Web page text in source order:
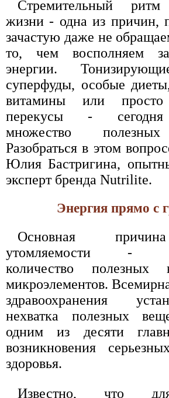
Стремительный ритм
жизни - одна из причин,
зачастую даже не
то, чем восполняем
энергии.
суперфуды, особые
витамины или просто
перекусы - сегодня
множество
Разобраться в этом
Юлия Бастригина,
эксперт бренда Nutrilite.
Энергия прямо с
Основная
утомляемости -
количество полезных
микроэлементов.
здравоохранения
нехватка полезных
одним из десяти
возникновения
здоровья.
Известно, что